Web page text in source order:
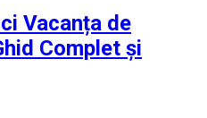
Vacanța de
Complet și